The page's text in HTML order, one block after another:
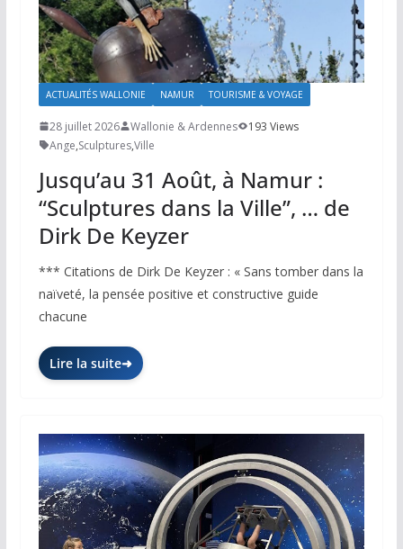
ACTUALITÉS WALLONIE NAMUR TOURISME & VOYAGE
28 juillet 2026 Wallonie & Ardennes
193 Views
Ange,Sculptures,Ville
Jusqu’au 31 Août, à Namur :
“Sculptures dans la Ville”, … de
Dirk De Keyzer
*** Citations de Dirk De Keyzer : « Sans tomber dans la
naïveté, la pensée positive et constructive guide
chacune
Lire la suite